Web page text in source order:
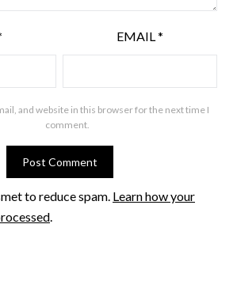
EMAIL*
and website in this browser for the next time I
comment.
to reduce spam. Learn how your
.